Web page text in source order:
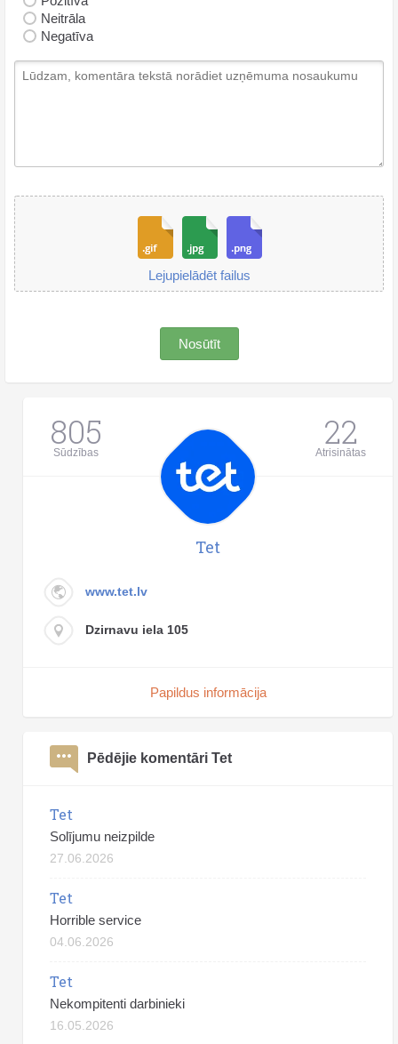
Neitrāla
Negatīva
Lejupielādēt failus
Nosūtīt
805
Sūdzības 22
Atrisinātas
Tet
www.tet.lv
Dzirnavu iela 105
Papildus informācija
Pēdējie komentāri Tet
Tet
Solījumu neizpilde
27.06.2026
Tet
Horrible service
04.06.2026
Tet
Nekompitenti darbinieki
16.05.2026